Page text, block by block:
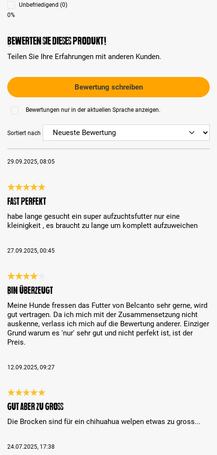
Unbefriedigend (0)
0%
Bewerten Sie dieses Produkt!
Teilen Sie Ihre Erfahrungen mit anderen Kunden.
Bewertung schreiben
Bewertungen nur in der aktuellen Sprache anzeigen.
Sortiert nach
29.09.2025, 08:05
Bewertung mit 5 von 5 Sternen
fast perfekt
habe lange gesucht ein super aufzuchtsfutter nur eine
kleinigkeit , es braucht zu lange um komplett aufzuweichen
27.09.2025, 00:45
Bewertung mit 4 von 5 Sternen
Bin überzeugt
Meine Hunde fressen das Futter von Belcanto sehr gerne, wird
gut vertragen. Da ich mich mit der Zusammensetzung nicht
auskenne, verlass ich mich auf die Bewertung anderer. Einziger
Grund warum es 'nur' sehr gut und nicht perfekt ist, ist der
Preis.
12.09.2025, 09:27
Bewertung mit 5 von 5 Sternen
Gut aber zu gross
Die Brocken sind für ein chihuahua welpen etwas zu gross...
24.07.2025, 17:38